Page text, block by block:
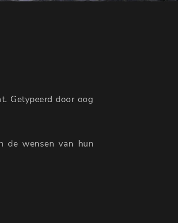
Getypeerd door oog
de wensen van hun